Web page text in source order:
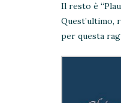
Il resto è
Quest’ultimo,
per questa